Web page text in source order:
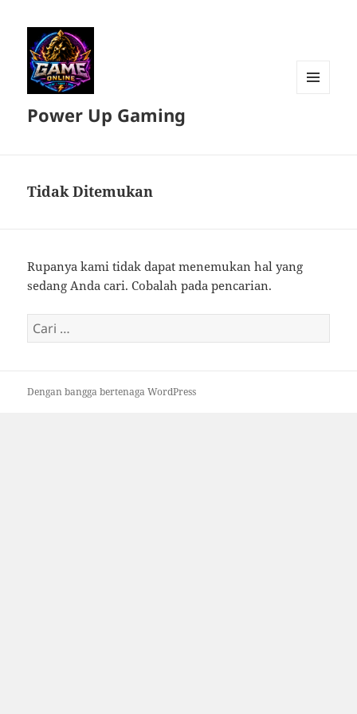
Power Up Gaming
Tidak Ditemukan
Rupanya kami tidak dapat menemukan hal yang
sedang Anda cari. Cobalah pada pencarian.
Cari
untuk:
Dengan bangga bertenaga WordPress